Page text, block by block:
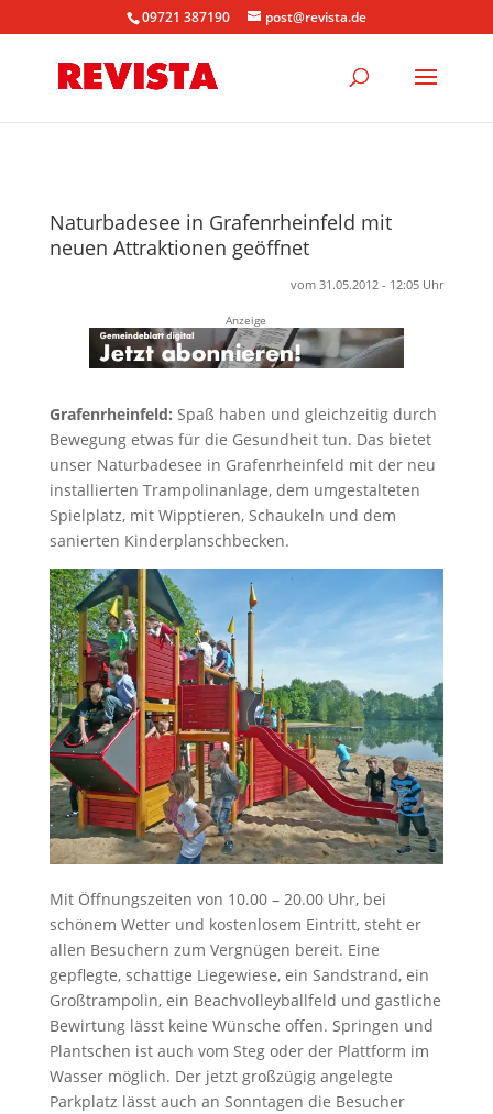
09721 387190 post@revista.de
Naturbadesee in Grafenrheinfeld mit
neuen Attraktionen geöffnet
vom 31.05.2012 - 12:05 Uhr
Anzeige
Grafenrheinfeld: Spaß haben und gleichzeitig durch
Bewegung etwas für die Gesundheit tun. Das bietet
unser Naturbadesee in Grafenrheinfeld mit der neu
installierten Trampolinanlage, dem umgestalteten
Spielplatz, mit Wipptieren, Schaukeln und dem
sanierten Kinderplanschbecken.
Mit Öffnungszeiten von 10.00 – 20.00 Uhr, bei
schönem Wetter und kostenlosem Eintritt, steht er
allen Besuchern zum Vergnügen bereit. Eine
gepflegte, schattige Liegewiese, ein Sandstrand, ein
Großtrampolin, ein Beachvolleyballfeld und gastliche
Bewirtung lässt keine Wünsche offen. Springen und
Plantschen ist auch vom Steg oder der Plattform im
Wasser möglich. Der jetzt großzügig angelegte
Parkplatz lässt auch an Sonntagen die Besucher